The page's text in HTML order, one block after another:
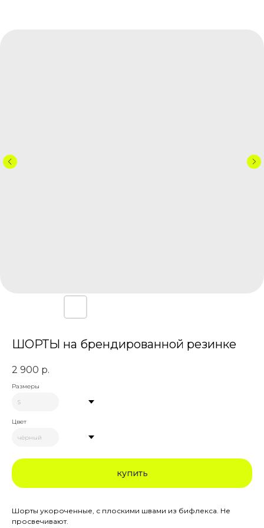
ШОРТЫ на брендированной резинке
2 900 р.
Размеры
Цвет
купить
Шорты укороченные, с плоскими швами из бифлекса. Не
просвечивают.